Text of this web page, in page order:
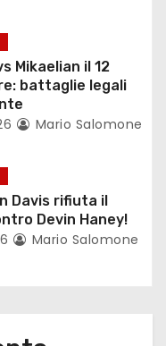
Mikaelian il 12
battaglie legali
Mario Salomone
Davis rifiuta il
Devin Haney!
Mario Salomone